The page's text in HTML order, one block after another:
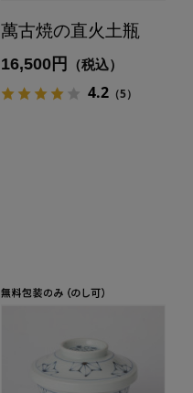
萬古焼の直火土瓶
16,500円 （税込）
4.2（5）